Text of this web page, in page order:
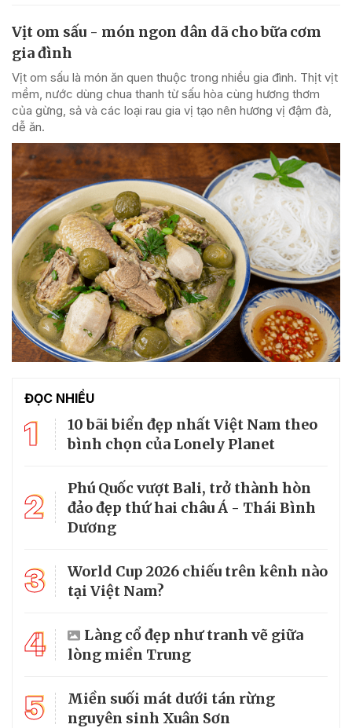
Vịt om sấu - món ngon dân dã cho bữa cơm
gia đình
Vịt om sấu là món ăn quen thuộc trong nhiều gia đình. Thịt vịt
mềm, nước dùng chua thanh từ sấu hòa cùng hương thơm
của gừng, sả và các loại rau gia vị tạo nên hương vị đậm đà,
dễ ăn.
ĐỌC NHIỀU
1
10 bãi biển đẹp nhất Việt Nam theo
bình chọn của Lonely Planet
2
Phú Quốc vượt Bali, trở thành hòn
đảo đẹp thứ hai châu Á - Thái Bình
Dương
3
World Cup 2026 chiếu trên kênh nào
tại Việt Nam?
4
Làng cổ đẹp như tranh vẽ giữa
lòng miền Trung
5
Miền suối mát dưới tán rừng
nguyên sinh Xuân Sơn